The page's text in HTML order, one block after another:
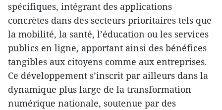
spécifiques, intégrant des applications
concrètes dans des secteurs prioritaires tels que
la mobilité, la santé, l’éducation ou les services
publics en ligne, apportant ainsi des bénéfices
tangibles aux citoyens comme aux entreprises.
Ce développement s’inscrit par ailleurs dans la
dynamique plus large de la transformation
numérique nationale, soutenue par des